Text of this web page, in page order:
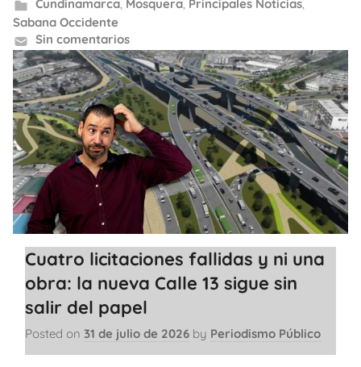
Cundinamarca, Mosquera, Principales Noticias,
Sabana Occidente
Sin comentarios
Cuatro licitaciones fallidas y ni una
obra: la nueva Calle 13 sigue sin
salir del papel
Posted on 31 de julio de 2026 by Periodismo Público